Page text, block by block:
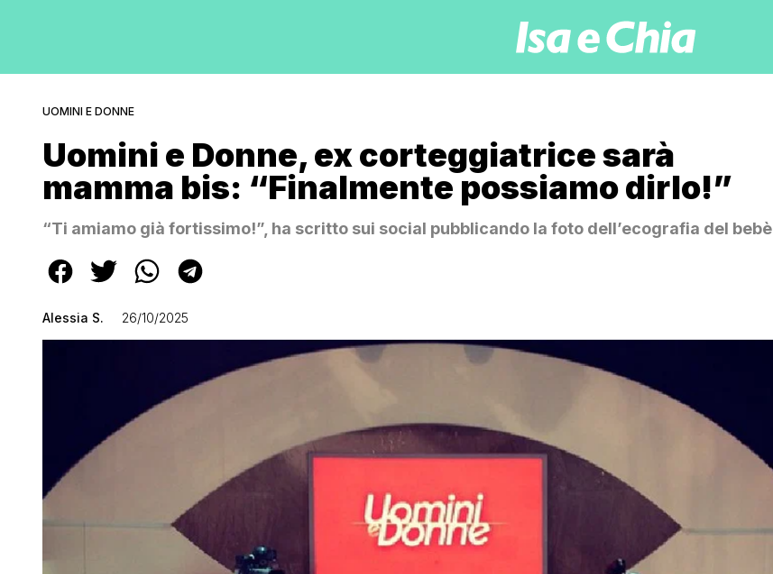
UOMINI E DONNE
Uomini e Donne, ex corteggiatrice sarà
mamma bis: “Finalmente possiamo dirlo!”
“Ti amiamo già fortissimo!”, ha scritto sui social pubblicando la foto dell’ecografia del bebè
Alessia S. 26/10/2025